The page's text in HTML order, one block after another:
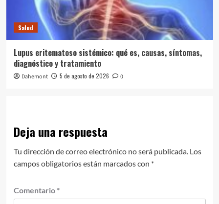
Salud
Lupus eritematoso sistémico: qué es, causas, síntomas,
diagnóstico y tratamiento
Dahemont 5 de agosto de 2026 0
Deja una respuesta
Tu dirección de correo electrónico no será publicada. Los
campos obligatorios están marcados con *
Comentario *